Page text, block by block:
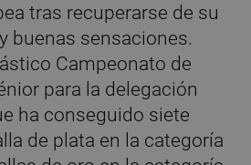
tras recuperarse de su
buenas sensaciones.
Campeonato de
para la delegación
ha conseguido siete
de plata en la categoría